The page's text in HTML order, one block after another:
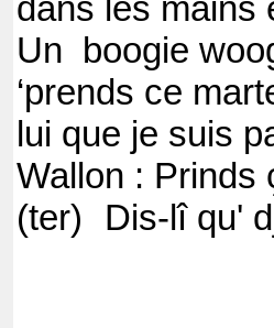
dans les mains
Un boogie
‘prends ce
lui que je suis
Wallon : Prinds
(ter) Dis-lî qu'